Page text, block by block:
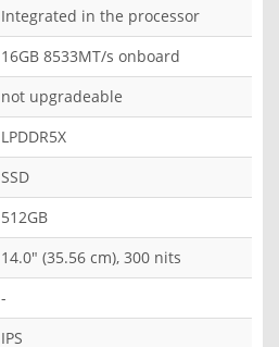
Integrated in the processor
16GB 8533MT/s onboard
not upgradeable
LPDDR5X
SSD
512GB
14.0" (35.56 cm), 300 nits
-
IPS